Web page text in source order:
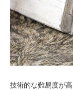
技術的な難易度が